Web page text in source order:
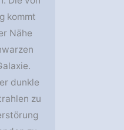
kommt
Nähe
dunkle
zu